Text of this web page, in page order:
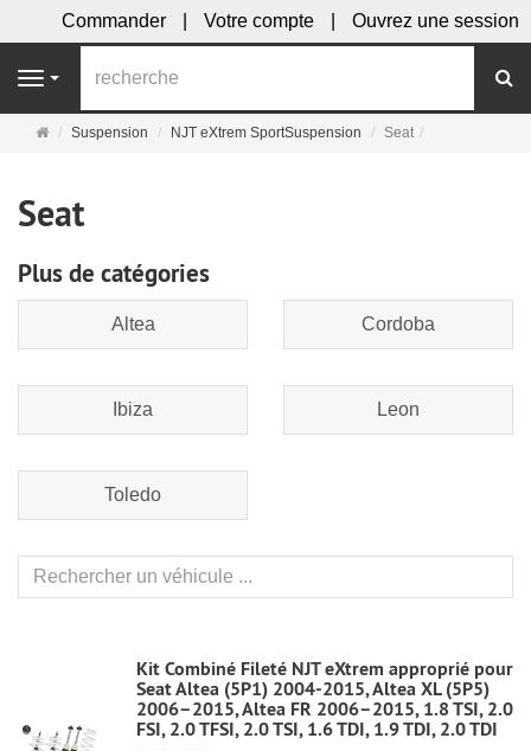
Commander Votre compte Ouvrez une session
Navigation
PageSuspension NJT eXtrem SportSuspension Seat
Seat
Plus de catégories
Altea Cordoba
Ibiza Leon
Toledo
Kit Combiné Fileté NJT eXtrem approprié pour
Seat Altea (5P1) 2004-2015, Altea XL (5P5)
2006–2015, Altea FR 2006–2015, 1.8 TSI, 2.0
FSI, 2.0 TFSI, 2.0 TSI, 1.6 TDI, 1.9 TDI, 2.0 TDI